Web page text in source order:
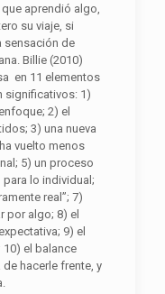
aprendió algo,
su viaje, si
sensación de
Billie (2010)
en 11 elementos
significativos: 1)
2) el
3) una nueva
vuelto menos
5) un proceso
lo individual;
real”; 7)
por algo; 8) el
9) el
el balance
hacerle frente, y